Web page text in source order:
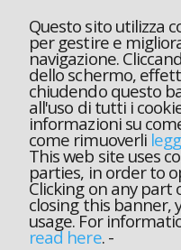
Questo sito utilizza
per gestire e
navigazione.
dello schermo,
chiudendo questo
all'uso di tutti i
informazioni su
come rimuoverli
This web site uses
parties, in order to
Clicking on any part
closing this banner,
usage. For
read here.-